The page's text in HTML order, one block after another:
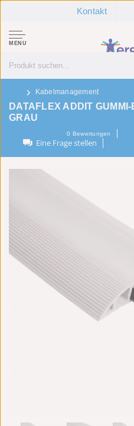
Kontakt
MENU
Kabelmanagement
DATAFLEX ADDIT
GRAU
0 Bewertungen
Eine Frage stellen